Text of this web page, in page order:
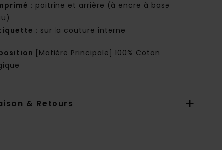
: poitrine et arrière (à encre à base
: sur la couture interne
[Matière Principale] 100% Coton
& Retours